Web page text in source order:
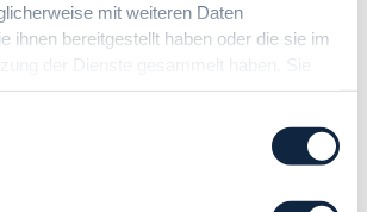
mit weiteren Daten
ihnen bereitgestellt haben oder die sie im
zu unseren Cookies, wenn Sie unsere
sollten zu Gunsten des
keine unbezwingbaren Hürden
nicht.